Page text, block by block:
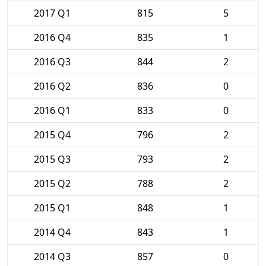
2017 Q1 815
5
2016 Q4
835
1
2016 Q3
844
2
2016 Q2
836
0
2016 Q1
833
0
2015 Q4
796
2
2015 Q3
793
2
2015 Q2
788
2
2015 Q1
848
1
2014 Q4
843
1
2014 Q3
857 0